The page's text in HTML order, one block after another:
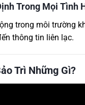
Trong Mọi Tình
trong môi trường
thông tin liên lạc.
Trì Những Gì?